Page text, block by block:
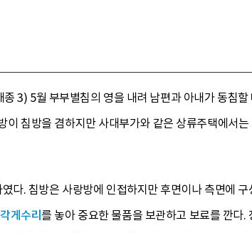
3) 5월 부부별침의 영을 내려 남편과 아내가 동침
침방을 겸하지만 사대부가와 같은 상류주택에서
다. 침방은 사랑방에 인접하지만 후면이나 측면에
각게수리를 놓아 중요한 물품을 보관하고 보료를 깐다.